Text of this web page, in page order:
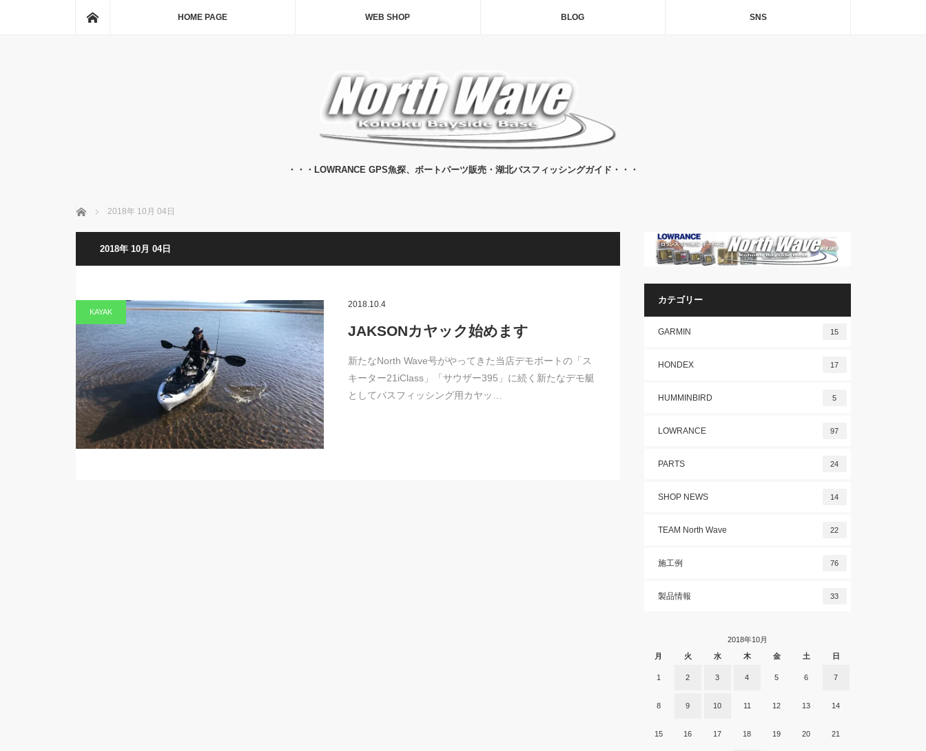
HOME PAGE WEB SHOP BLOG SNS
・・・LOWRANCE GPS魚探、ボートパーツ販売・湖北バスフィッシングガイド・・・
ホーム 2018年 10月 04日
2018年 10月 04日
KAYAK
2018.10.4
JAKSONカヤック始めます
新たなNorth Wave号がやってきた当店デモボートの「ス
キーター21iClass」「サウザー395」に続く新たなデモ艇
としてバスフィッシング用カヤッ…
カテゴリー
GARMIN 15
HONDEX 17
HUMMINBIRD 5
LOWRANCE 97
PARTS 24
SHOP NEWS 14
TEAM North Wave 22
施工例 76
製品情報 33
2018年10月
月
火 水 木 金 土 日
1 2 3 4 5 6 7
8 9 10 11 12 13 14
15 16 17 18 19 20 21